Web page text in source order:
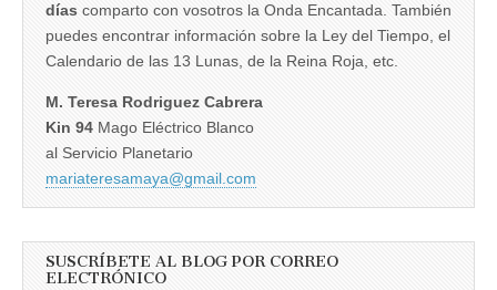
días comparto con vosotros la Onda Encantada. También
puedes encontrar información sobre la Ley del Tiempo, el
Calendario de las 13 Lunas, de la Reina Roja, etc.
M. Teresa Rodriguez Cabrera
Kin 94 Mago Eléctrico Blanco
al Servicio Planetario
mariateresamaya@gmail.com
SUSCRÍBETE AL BLOG POR CORREO
ELECTRÓNICO